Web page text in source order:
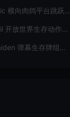
地心逃亡 / Pit Panic 横向肉鸽平台跳跃游戏
永恒轨道 / EverRail 开放世界生存动作游戏
地狱公主 / Hell Maiden 弹幕生存牌组动作游戏